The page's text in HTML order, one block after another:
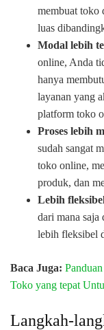
membuat toko
luas
Modal lebih
online, Anda
hanya
layanan yang
platform toko
Proses lebih
sudah sangat
toko online,
produk, dan
Lebih
dari mana
lebih fleksibel
Baca Juga:
Toko yang tepat
Langkah-